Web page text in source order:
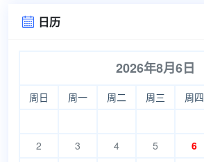
 日历
2026年8月6日
周日 周一 周二 周三 周四
2
3 4 5 6